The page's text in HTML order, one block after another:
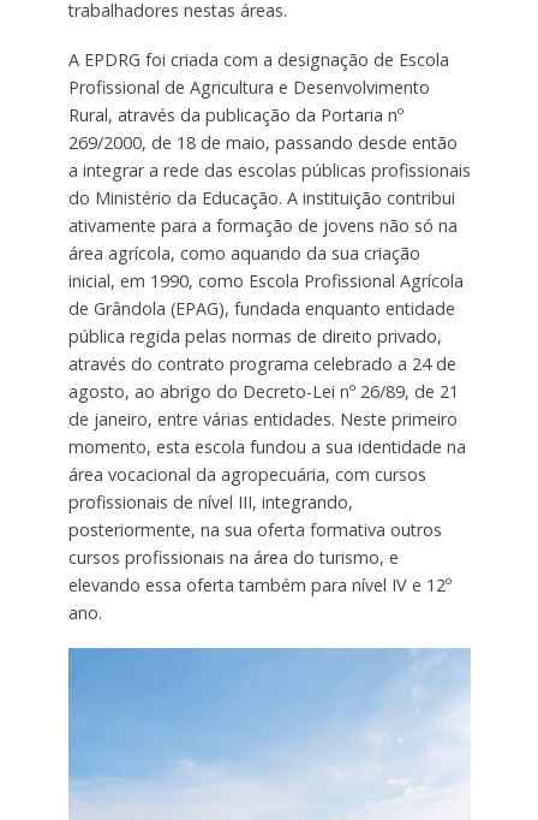
trabalhadores nestas áreas.
A EPDRG foi criada com a designação de Escola
Profissional de Agricultura e Desenvolvimento
Rural, através da publicação da Portaria nº
269/2000, de 18 de maio, passando desde então
a integrar a rede das escolas públicas profissionais
do Ministério da Educação. A instituição contribui
ativamente para a formação de jovens não só na
área agrícola, como aquando da sua criação
inicial, em 1990, como Escola Profissional Agrícola
de Grândola (EPAG), fundada enquanto entidade
pública regida pelas normas de direito privado,
através do contrato programa celebrado a 24 de
agosto, ao abrigo do Decreto-Lei nº 26/89, de 21
de janeiro, entre várias entidades. Neste primeiro
momento, esta escola fundou a sua identidade na
área vocacional da agropecuária, com cursos
profissionais de nível III, integrando,
posteriormente, na sua oferta formativa outros
cursos profissionais na área do turismo, e
elevando essa oferta também para nível IV e 12º
ano.